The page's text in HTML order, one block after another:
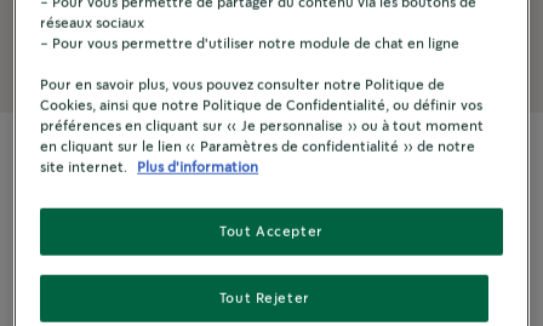
Nos solutions
- Pour vous permettre de partager du contenu via les boutons de
réseaux sociaux
- Pour vous permettre d'utiliser notre module de chat en ligne
Pour en savoir plus, vous pouvez consulter notre Politique de
Cookies, ainsi que notre Politique de Confidentialité, ou définir vos
préférences en cliquant sur « Je personnalise » ou à tout moment
en cliquant sur le lien « Paramètres de confidentialité » de notre
site internet.
Plus d'information
Tout Rejeter
Tout Accepter